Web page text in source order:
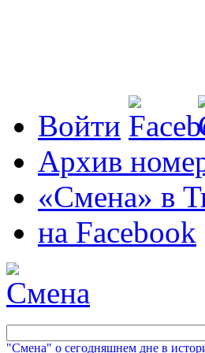
Войти
Архив
«Смена» в
на Facebook
"Смена" о сегодняшнем дне в